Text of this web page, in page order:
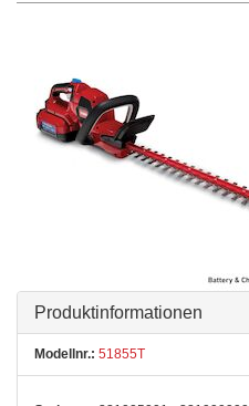
Produktinformationen
Modellnr.: 51855T